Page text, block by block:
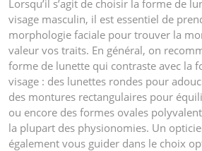
Lorsqu’il s’agit de choisir la forme de
visage masculin, il est essentiel de
morphologie faciale pour trouver la
valeur vos traits. En général, on
forme de lunette qui contraste avec la
visage : des lunettes rondes pour
des montures rectangulaires pour
ou encore des formes ovales
la plupart des physionomies. Un
également vous guider dans le choix